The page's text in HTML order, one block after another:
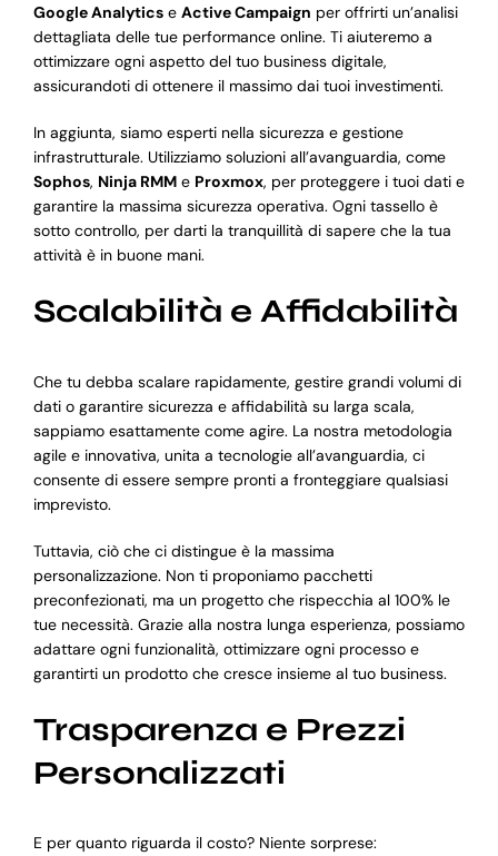
Google Analyticse Active Campaign per offrirti un’analisi
dettagliata delle tue performance online. Ti aiuteremo a
ottimizzare ogni aspetto del tuo business digitale,
assicurandoti di ottenere il massimo dai tuoi investimenti.
In aggiunta, siamo esperti nella sicurezza e gestione
infrastrutturale. Utilizziamo soluzioni all’avanguardia, come
Sophos, Ninja RMMe Proxmox, per proteggere i tuoi dati e
garantire la massima sicurezza operativa. Ogni tassello è
sotto controllo, per darti la tranquillità di sapere che la tua
attività è in buone mani.
Scalabilità e Affidabilità
Che tu debba scalare rapidamente, gestire grandi volumi di
dati o garantire sicurezza e affidabilità su larga scala,
sappiamo esattamente come agire. La nostra metodologia
agile e innovativa, unita a tecnologie all’avanguardia, ci
consente di essere sempre pronti a fronteggiare qualsiasi
imprevisto.
Tuttavia, ciò che ci distingue è la massima
personalizzazione. Non ti proponiamo pacchetti
preconfezionati, ma un progetto che rispecchia al 100% le
tue necessità. Grazie alla nostra lunga esperienza, possiamo
adattare ogni funzionalità, ottimizzare ogni processo e
garantirti un prodotto che cresce insieme al tuo business.
Trasparenza e Prezzi
Personalizzati
E per quanto riguarda il costo? Niente sorprese: